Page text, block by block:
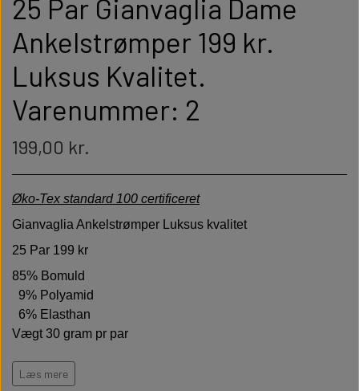
25 Par Gianvaglia Dame
Ankelstrømper 199 kr.
Luksus Kvalitet.
Varenummer: 2
199,00 kr.
Øko-Tex standard 100 certificeret
Gianvaglia Ankelstrømper Luksus kvalitet
25 Par 199 kr
85% Bomuld
9% Polyamid
6% Elasthan
Vægt 30 gram pr par
GIANVAGLIA står for italiensk moderigtigt og funktionelt
Luksus strømper.
Læs mere